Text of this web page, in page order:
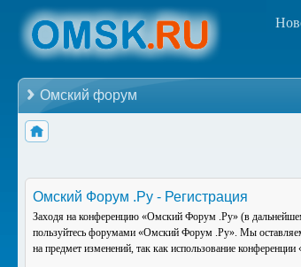
Омский форум
Омский Форум .Ру - Регистрация
Заходя на конференцию «Омский Форум .Ру» (в
пользуйтесь форумами «Омский Форум .Ру». Мы оставляем
на предмет изменений, так как использование